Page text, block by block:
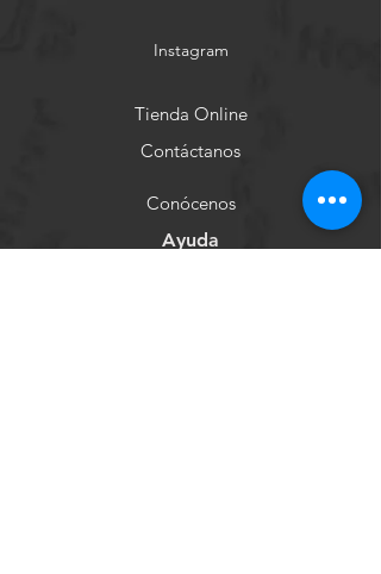
Instagram
Tienda Online
Contáctanos
Conócenos
Ayuda